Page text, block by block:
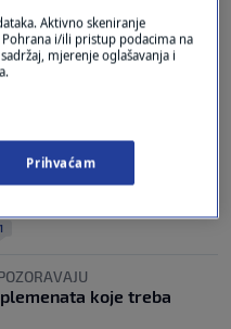
jedu ovu vrstu hrane
doživjeti 100 godina
suplemenata je
1
koje treba
Aktivno skeniranje
i/ili pristup podacima na
mjerenje oglašavanja i
Prihvaćam